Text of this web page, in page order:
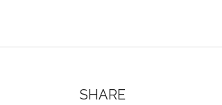
SHARE